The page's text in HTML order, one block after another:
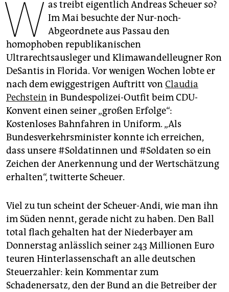
genossenschaft
epaper login
W as treibt eigentlich Andreas Scheuer so?
Im Mai besuchte der Nur-noch-
Abgeordnete aus Passau den
homophoben republikanischen
Ultrarechtsausleger und Klimawandelleugner Ron
DeSantis in Florida. Vor wenigen Wochen lobte er
nach dem ewiggestrigen Auftritt von Claudia
Pechstein in Bundespolizei-Outfit beim CDU-
Konvent einen seiner „großen Erfolge“:
Kostenloses Bahnfahren in Uniform. „Als
Bundesverkehrsminister konnte ich erreichen,
dass unsere #Soldatinnen und #Soldaten so ein
Zeichen der Anerkennung und der Wertschätzung
erhalten“, twitterte Scheuer.
Viel zu tun scheint der Scheuer-Andi, wie man ihn
im Süden nennt, gerade nicht zu haben. Den Ball
total flach gehalten hat der Niederbayer am
Donnerstag anlässlich seiner 243 Millionen Euro
teuren Hinterlassenschaft an alle deutschen
Steuerzahler: kein Kommentar zum
Schadenersatz, den der Bund an die Betreiber der